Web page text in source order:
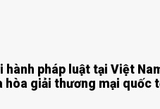
pháp luật tại Việt
giải thương mại quốc